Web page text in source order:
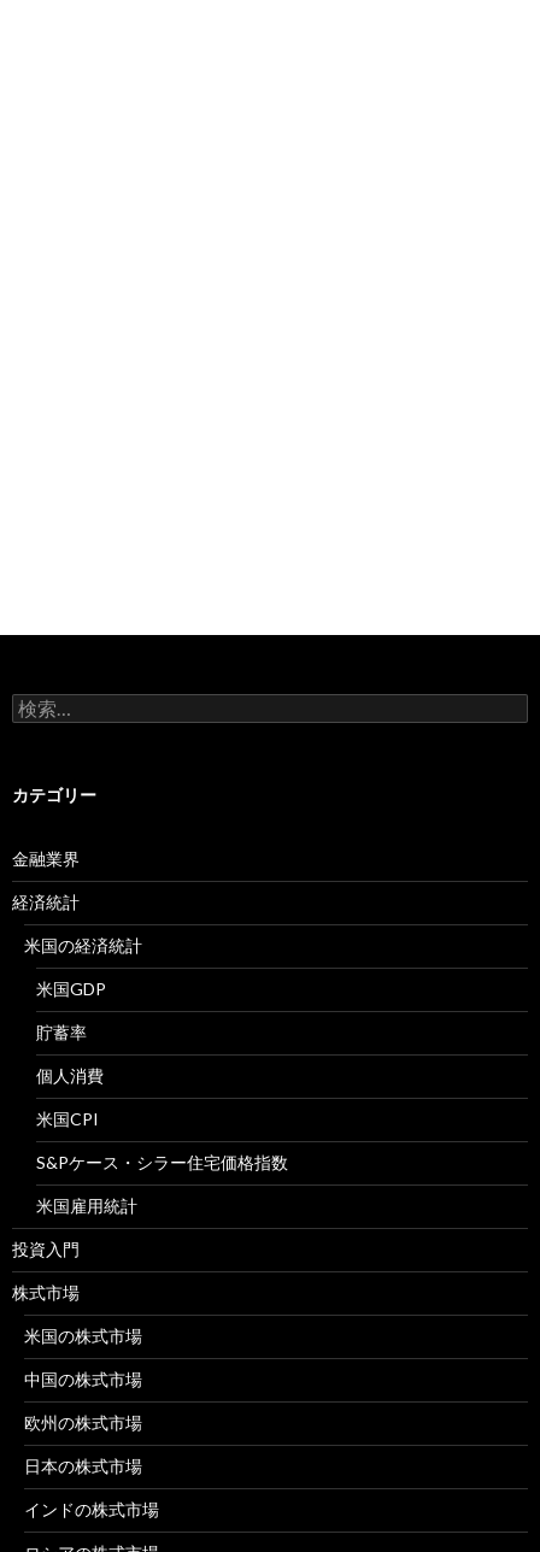
検
索:
カテゴリー
金融業界
経済統計
米国の経済統計
米国GDP
貯蓄率
個人消費
米国CPI
S&Pケース・シラー住宅価格指数
米国雇用統計
投資入門
株式市場
米国の株式市場
中国の株式市場
欧州の株式市場
日本の株式市場
インドの株式市場